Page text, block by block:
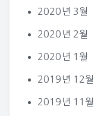
2020년 3월
2020년 2월
2020년 1월
2019년 12월
2019년 11월